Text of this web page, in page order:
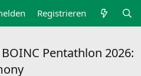
Registrieren
Pentathlon 2026: